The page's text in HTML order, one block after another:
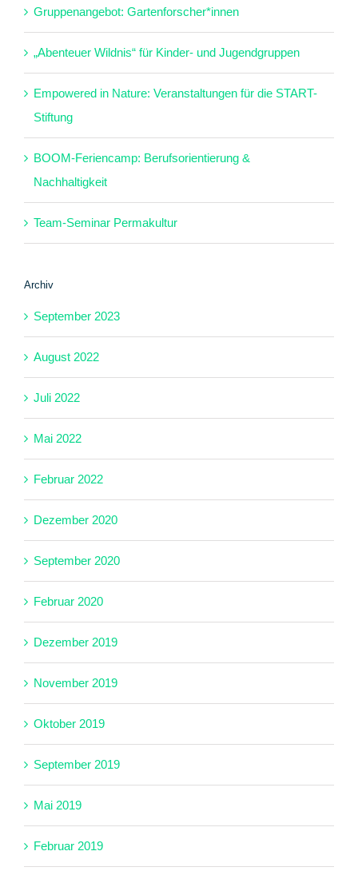
Gruppenangebot: Gartenforscher*innen
„Abenteuer Wildnis“ für Kinder- und Jugendgruppen
Empowered in Nature: Veranstaltungen für die START-
Stiftung
BOOM-Feriencamp: Berufsorientierung &
Nachhaltigkeit
Team-Seminar Permakultur
Archiv
September 2023
August 2022
Juli 2022
Mai 2022
Februar 2022
Dezember 2020
September 2020
Februar 2020
Dezember 2019
November 2019
Oktober 2019
September 2019
Mai 2019
Februar 2019